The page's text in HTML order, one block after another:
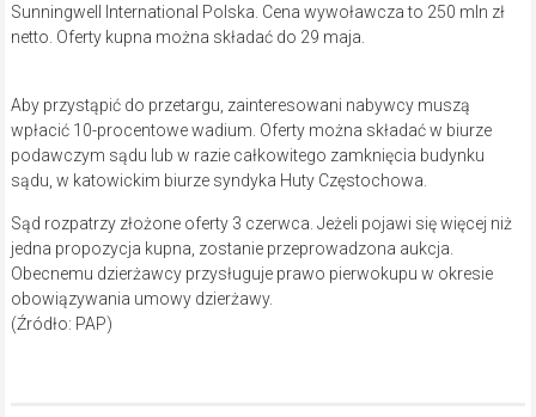
Sunningwell International Polska. Cena wywoławcza to 250 mln zł
netto. Oferty kupna można składać do 29 maja.
Aby przystąpić do przetargu, zainteresowani nabywcy muszą
wpłacić 10-procentowe wadium. Oferty można składać w biurze
podawczym sądu lub w razie całkowitego zamknięcia budynku
sądu, w katowickim biurze syndyka Huty Częstochowa.
Sąd rozpatrzy złożone oferty 3 czerwca. Jeżeli pojawi się więcej niż
jedna propozycja kupna, zostanie przeprowadzona aukcja.
Obecnemu dzierżawcy przysługuje prawo pierwokupu w okresie
obowiązywania umowy dzierżawy.
(Źródło: PAP)